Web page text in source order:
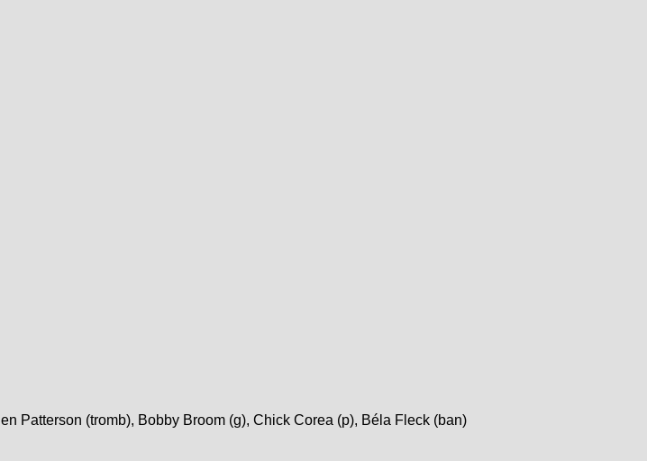
Patterson (tromb), Bobby Broom (g), Chick Corea (p), Béla Fleck (ban)